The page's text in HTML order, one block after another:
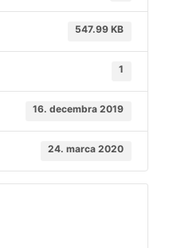
547.99 KB
1
16. decembra 2019
24. marca 2020